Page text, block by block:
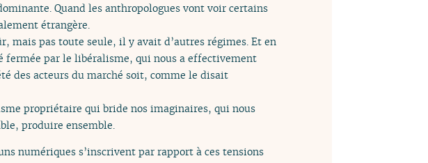
Quand les anthropologues vont voir certains
étrangère.
mais pas toute seule, il y avait d’autres régimes. Et en
par le libéralisme, qui nous a effectivement
des acteurs du marché soit, comme le disait
propriétaire qui bride nos imaginaires, qui nous
produire ensemble.
numériques s’inscrivent par rapport à ces tensions